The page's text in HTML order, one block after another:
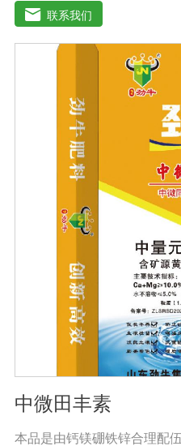
并且能产生抗生素，系统防
进植物生长。【产品功能】
寄生作用，并释放出对线虫
的化学物质，再辅助特殊增
和作物真菌、细菌病害。不
根结线虫、胞囊线虫、茎线
种线虫，减轻线虫病危害；
活化土壤，促进植株正常生
速恢复根系生理机能，预防
联系我们
中微田丰素
本品是由钙镁硼铁锌合理配